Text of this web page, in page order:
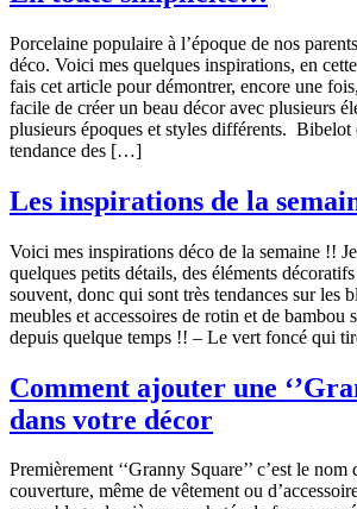
Porcelaine populaire à l’époque de nos
déco. Voici mes quelques inspirations, en
fais cet article pour démontrer, encore une
facile de créer un beau décor avec plusieurs
plusieurs époques et styles différents. Bibelot
tendance des […]
Les inspirations de la
Voici mes inspirations déco de la semaine !!
quelques petits détails, des éléments
souvent, donc qui sont très tendances sur les
meubles et accessoires de rotin et de bambou
depuis quelque temps !! – Le vert foncé qui
Comment ajouter une
dans votre décor
Premièrement ‘‘Granny Square’’ c’est le nom
couverture, même de vêtement ou